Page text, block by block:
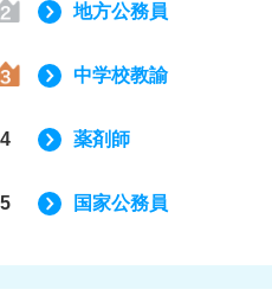
地方公務員
中学校教諭
4 薬剤師
5 国家公務員